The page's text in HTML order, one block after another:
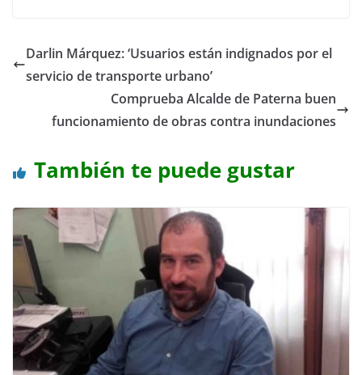
Darlin Márquez: ‘Usuarios están indignados por el
servicio de transporte urbano’
Comprueba Alcalde de Paterna buen
funcionamiento de obras contra inundaciones
También te puede gustar